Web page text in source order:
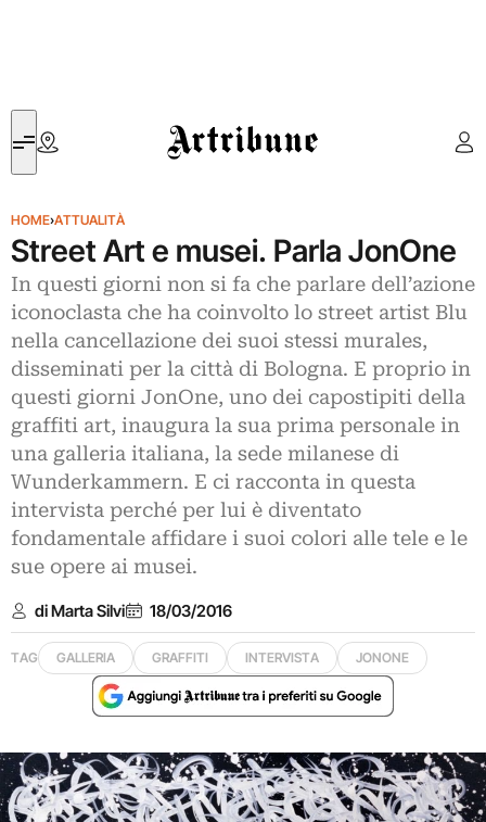
Artribune
HOME›ATTUALITÀ
Street Art e musei. Parla JonOne
In questi giorni non si fa che parlare dell’azione
iconoclasta che ha coinvolto lo street artist Blu
nella cancellazione dei suoi stessi murales,
disseminati per la città di Bologna. E proprio in
questi giorni JonOne, uno dei capostipiti della
graffiti art, inaugura la sua prima personale in
una galleria italiana, la sede milanese di
Wunderkammern. E ci racconta in questa
intervista perché per lui è diventato
fondamentale affidare i suoi colori alle tele e le
sue opere ai musei.
di Marta Silvi 18/03/2016
TAG GALLERIA GRAFFITI INTERVISTA JONONE